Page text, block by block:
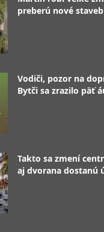
preberú nové
Vodiči, pozor na
Bytči sa zrazilo päť
Takto sa zmení
aj dvorana dostanú